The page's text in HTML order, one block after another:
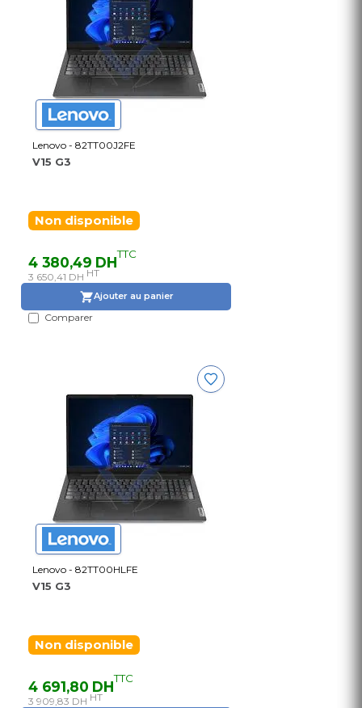
Lenovo - 82TT00J2FE
V15 G3
Non disponible
4 380,49 DHTTC
3 650,41 DH HT
Ajouter au panier
Comparer
Lenovo - 82TT00HLFE
V15 G3
Non disponible
4 691,80 DHTTC
3 909,83 DH HT